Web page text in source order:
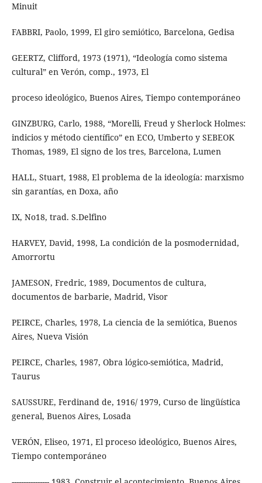
Minuit
FABBRI, Paolo, 1999, El giro semiótico, Barcelona, Gedisa
GEERTZ, Clifford, 1973 (1971), “Ideología como sistema
cultural” en Verón, comp., 1973, El
proceso ideológico, Buenos Aires, Tiempo contemporáneo
GINZBURG, Carlo, 1988, “Morelli, Freud y Sherlock Holmes:
indicios y método científico” en ECO, Umberto y SEBEOK
Thomas, 1989, El signo de los tres, Barcelona, Lumen
HALL, Stuart, 1988, El problema de la ideología: marxismo
sin garantías, en Doxa, año
IX, No18, trad. S.Delfino
HARVEY, David, 1998, La condición de la posmodernidad,
Amorrortu
JAMESON, Fredric, 1989, Documentos de cultura,
documentos de barbarie, Madrid, Visor
PEIRCE, Charles, 1978, La ciencia de la semiótica, Buenos
Aires, Nueva Visión
PEIRCE, Charles, 1987, Obra lógico-semiótica, Madrid,
Taurus
SAUSSURE, Ferdinand de, 1916/ 1979, Curso de lingüística
general, Buenos Aires, Losada
VERÓN, Eliseo, 1971, El proceso ideológico, Buenos Aires,
Tiempo contemporáneo